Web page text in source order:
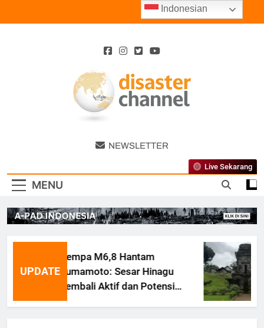
Disaster
Channel
NEWSLETTER
MENU
Live Sekarang
UPDATE
Gempa M6,8 Hantam
Kumamoto: Sesar Hinagu
Kembali Aktif dan Potensi
Gempa Susulan
Indonesian